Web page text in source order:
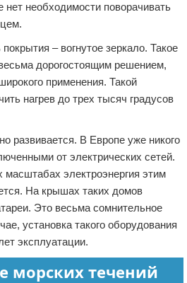
нет необходимости поворачивать
– вогнутое зеркало. Такое
дорогостоящим решением,
применения. Такой
нагрев до трех тысяч градусов
развивается. В Европе уже никого
от электрических сетей.
электроэнергия этим
На крышах таких домов
Это весьма сомнительное
установка такого оборудования
эксплуатации.
морских течений